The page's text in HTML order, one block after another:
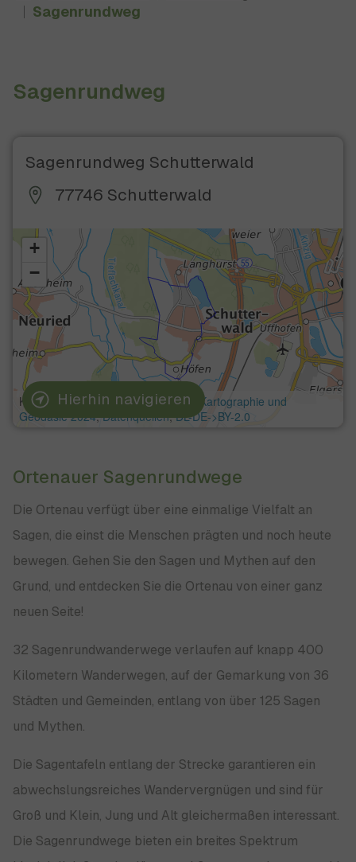
Sagenrundweg
Sagenrundweg
Sagenrundweg Schutterwald
77746 Schutterwald
Hierhin navigieren
Ortenauer Sagenrundwege
Die Ortenau verfügt über eine einmalige Vielfalt an
Sagen, die einst die Menschen prägten und noch heute
bewegen. Gehen Sie den Sagen und Mythen auf den
Grund, und entdecken Sie die Ortenau von einer ganz
neuen Seite!
32 Sagenrundwanderwege verlaufen auf knapp 400
Kilometern Wanderwegen, auf der Gemarkung von 36
Städten und Gemeinden, entlang von über 125 Sagen
und Mythen.
Die Sagentafeln entlang der Strecke garantieren ein
abwechslungsreiches Wandervergnügen und sind für
Groß und Klein, Jung und Alt gleichermaßen interessant.
Die Sagenrundwege bieten ein breites Spektrum